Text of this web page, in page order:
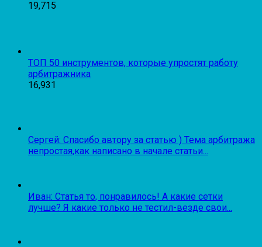
19,715
ТОП 50 инструментов, которые упростят работу
арбитражника
16,931
Сергей: Спасибо автору за статью ) Тема арбитража
непростая,как написано в начале статьи...
Иван: Статья то, понравилось! А какие сетки
лучше? Я какие только не тестил-везде свои...